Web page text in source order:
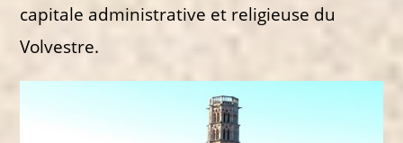
capitale administrative et religieuse du
Volvestre.